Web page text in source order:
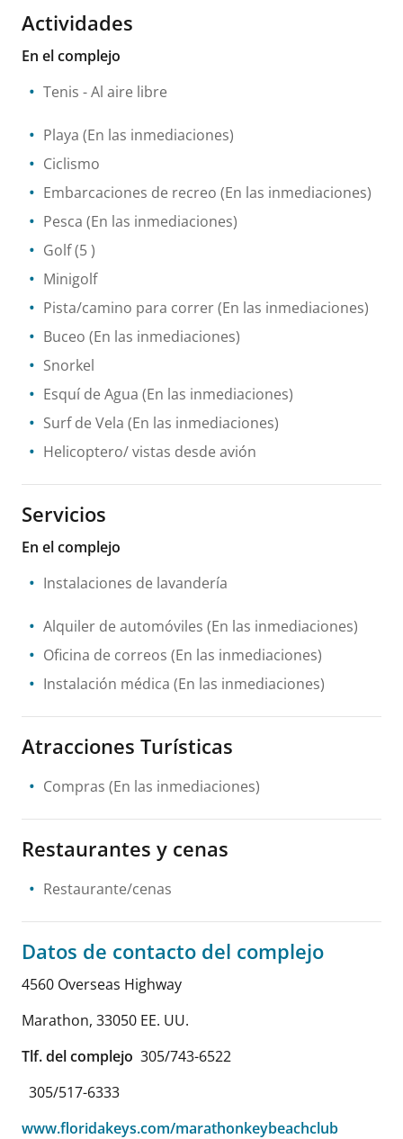
Actividades
En el complejo
Tenis - Al aire libre
Playa (En las inmediaciones)
Ciclismo
Embarcaciones de recreo (En las inmediaciones)
Pesca (En las inmediaciones)
Golf(5 )
Minigolf
Pista/camino para correr(En las inmediaciones)
Buceo (En las inmediaciones)
Snorkel
Esquí de Agua (En las inmediaciones)
Surf de Vela (En las inmediaciones)
Helicoptero/ vistas desde avión
Servicios
En el complejo
Instalaciones de lavandería
Alquiler de automóviles (En las inmediaciones)
Oficina de correos (En las inmediaciones)
Instalación médica (En las inmediaciones)
Atracciones Turísticas
Compras (En las inmediaciones)
Restaurantes y cenas
Restaurante/cenas
Datos de contacto del complejo
4560 Overseas Highway
Marathon, 33050 EE. UU.
Tlf. del complejo 305/743-6522
305/517-6333
www.floridakeys.com/marathonkeybeachclub